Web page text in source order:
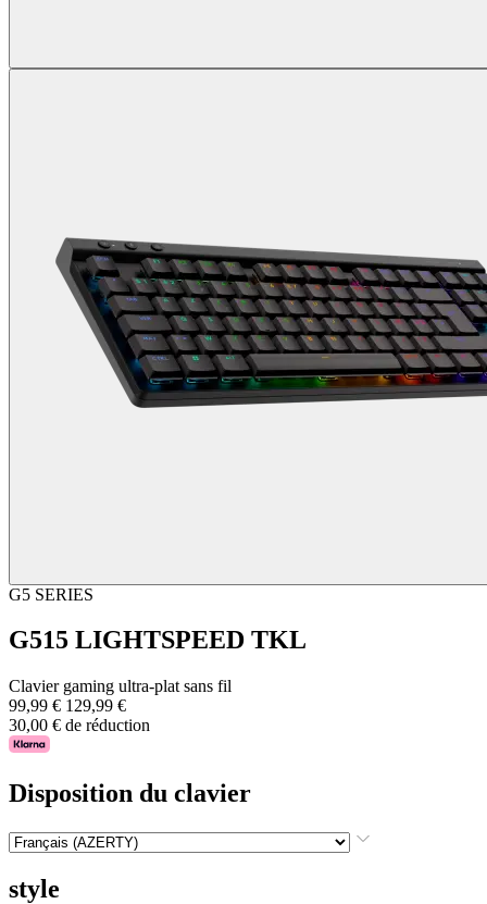
G5 SERIES
G515 LIGHTSPEED TKL
Clavier gaming ultra-plat sans fil
99,99 € 129,99 €
30,00 € de réduction
Disposition du clavier
style